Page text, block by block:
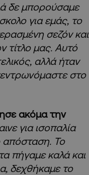
δε μπορούσαμε
για εμάς, το
σεζόν και
τίτλο μας. Αυτό
αλλά ήταν
στο
ακόμα την
για ισοπαλία
απόσταση. Το
πήγαμε καλά και
δεχθήκαμε το